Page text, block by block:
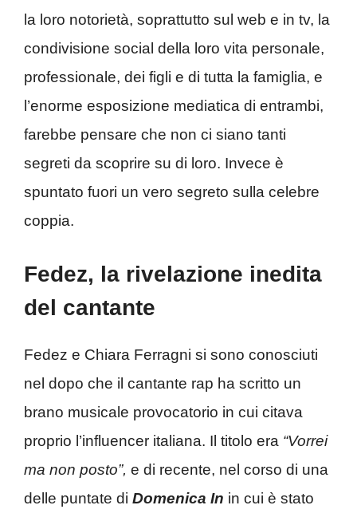
la loro notorietà, soprattutto sul web e in tv, la
condivisione social della loro vita personale,
professionale, dei figli e di tutta la famiglia, e
l’enorme esposizione mediatica di entrambi,
farebbe pensare che non ci siano tanti
segreti da scoprire su di loro. Invece è
spuntato fuori un vero segreto sulla celebre
coppia.
Fedez, la rivelazione inedita
del cantante
Fedez e Chiara Ferragni si sono conosciuti
nel dopo che il cantante rap ha scritto un
brano musicale provocatorio in cui citava
proprio l’influencer italiana. Il titolo era “Vorrei
ma non posto”, e di recente, nel corso di una
delle puntate di Domenica In in cui è stato